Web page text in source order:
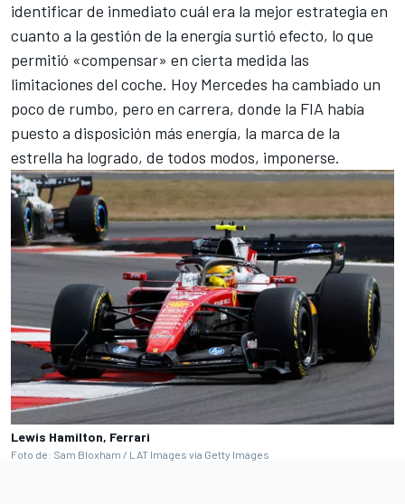
identificar de inmediato cuál era la mejor estrategia en
cuanto a la gestión de la energía surtió efecto, lo que
permitió «compensar» en cierta medida las
limitaciones del coche. Hoy Mercedes ha cambiado un
poco de rumbo, pero en carrera, donde la FIA había
puesto a disposición más energía, la marca de la
estrella ha logrado, de todos modos, imponerse.
Lewis Hamilton, Ferrari
Foto de: Sam Bloxham / LAT Images vía Getty Images